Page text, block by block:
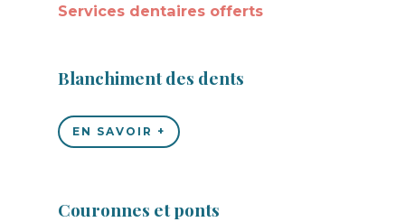
Services dentaires offerts
Blanchiment des dents
EN SAVOIR +
Couronnes et ponts